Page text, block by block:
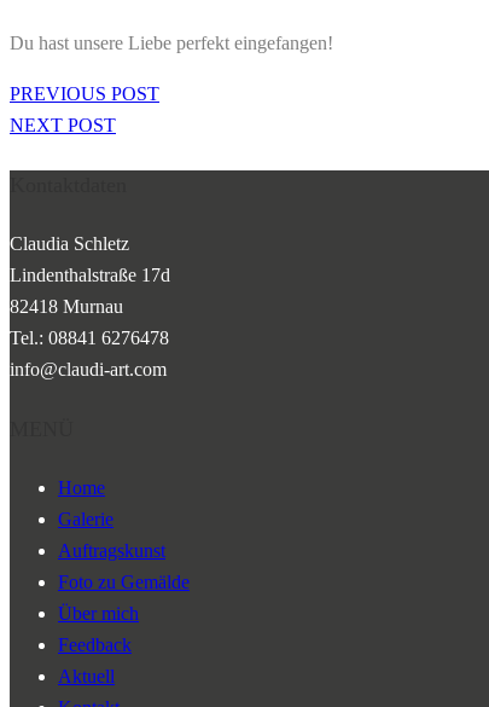
Du hast unsere Liebe perfekt eingefangen!
PREVIOUS POST
NEXT POST
Claudia Schletz
Lindenthalstraße 17d
82418 Murnau
Tel.: 08841 6276478
info@claudi-art.com
Home
Galerie
Auftragskunst
Foto zu Gemälde
Über mich
Feedback
Aktuell